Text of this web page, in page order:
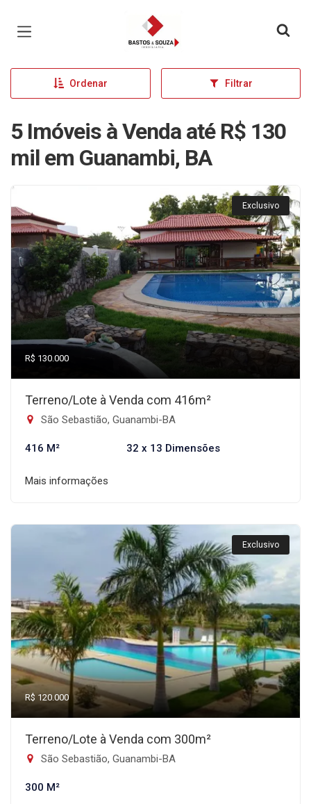
Página inicial
Ordenar Filtrar
5 Imóveis à Venda até R$ 130
mil em Guanambi, BA
Exclusivo
R$ 130.000
Terreno/Lote à Venda com 416m²
São Sebastião, Guanambi-BA
416 M² 32 x 13 Dimensões
Mais informações
Exclusivo
R$ 120.000
Terreno/Lote à Venda com 300m²
São Sebastião, Guanambi-BA
300 M²